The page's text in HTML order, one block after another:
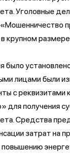
Уголовные
крупном
было
лицами были
с реквизитами
для получения
Средства
затрат на